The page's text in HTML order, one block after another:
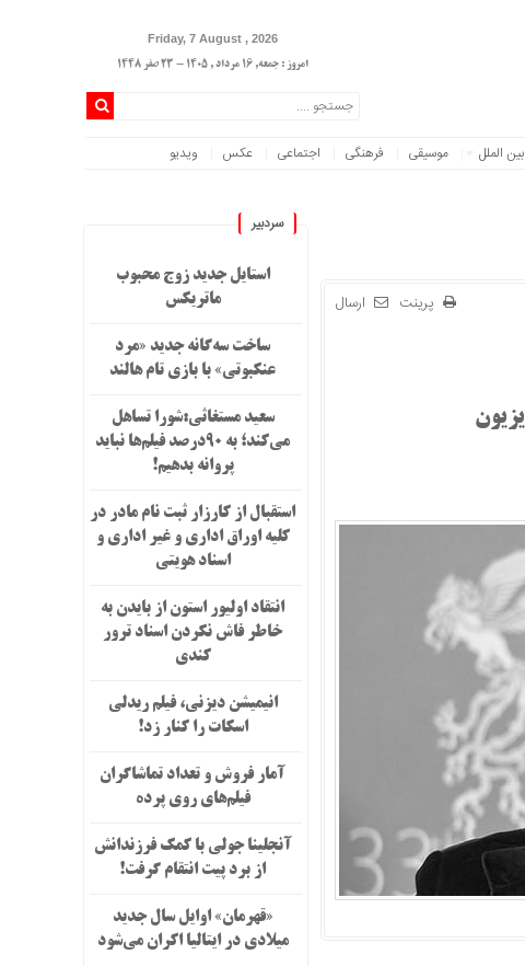
Friday, 7 August , 2026
امروز : جمعه, ۱۶ مرداد , ۱۴۰۵ - 23 صفر 1448
بین الملل موسیقی فرهنگی اجتماعی عکس ویدیو
ارسال پرینت
سردبیر
استایل جدید زوج محبوب
ماتریکس
ساخت سه‌گانه جدید «مرد
عنکبوتی» با بازی تام هالند
سعید مستغاثی:شورا تساهل
می‌کند؛ به ۹۰درصد فیلم‌ها نباید
پروانه بدهیم!
استقبال از کارزار ثبت نام مادر در
کلیه اوراق اداری و غیر اداری و
اسناد هویتی
انتقاد اولیور استون از بایدن به
خاطر فاش نکردن اسناد ترور
کندی
انیمیشن دیزنی، فیلم ریدلی
اسکات را کنار زد!
آمار فروش و تعداد تماشاگران
فیلم‌های روی پرده
آنجلینا جولی با کمک فرزندانش
از برد پیت انتقام گرفت!
«قهرمان» اوایل سال جدید
میلادی در ایتالیا اکران می‌شود